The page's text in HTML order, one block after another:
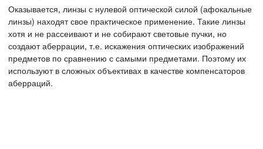
Оказывается, линзы с нулевой оптической силой (афокальные
линзы) находят свое практическое применение. Такие линзы
хотя и не рассеивают и не собирают световые пучки, но
создают аберрации, т.е. искажения оптических изображений
предметов по сравнению с самыми предметами. Поэтому их
используют в сложных объективах в качестве компенсаторов
аберраций.